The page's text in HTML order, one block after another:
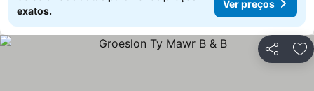
exatos.
Ver preços
Partilhar